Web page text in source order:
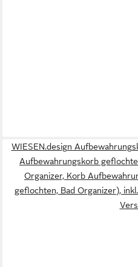
WIESEN.design
Aufbewahrungskorb
Organizer, Korb
geflochten, Bad Organizer),